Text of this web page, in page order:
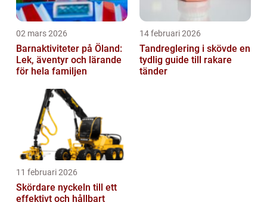
02 mars 2026
Barnaktiviteter på Öland:
Lek, äventyr och lärande
för hela familjen
14 februari 2026
Tandreglering i skövde en
tydlig guide till rakare
tänder
11 februari 2026
Skördare nyckeln till ett
effektivt och hållbart